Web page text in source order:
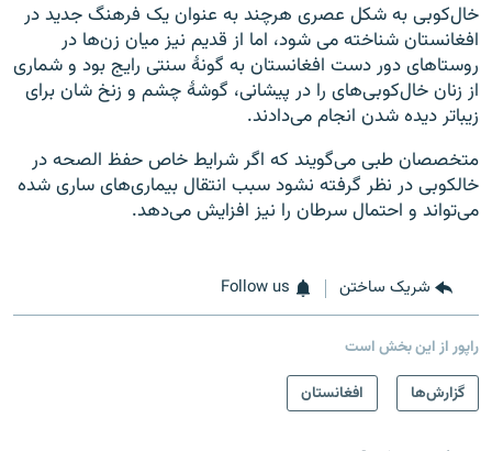
خال‌کوبی به شکل عصری هرچند به عنوان یک فرهنگ جدید در
افغانستان شناخته می شود، اما از قدیم نیز میان زن‌ها در
روستاهای دور دست افغانستان به گونهٔ سنتی رایج بود و شماری
از زنان خال‌کوبی‌های را در پیشانی، گوشهٔ چشم و زنخ شان برای
زیباتر دیده شدن انجام می‌دادند.
متخصصان طبی می‌گویند که اگر شرایط خاص حفظ الصحه در
خالکوبی در نظر گرفته نشود سبب انتقال بیماری‌های ساری شده
می‌تواند و احتمال سرطان را نیز افزایش می‌دهد.
شریک ساختن Follow us
راپور از این بخش است
گزارش‌ها
افغانستان